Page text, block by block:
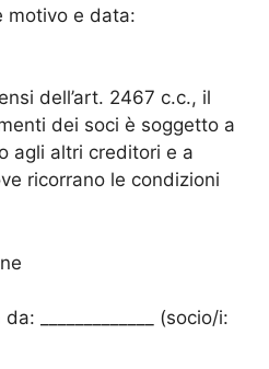
motivo e data:
dell’art. 2467 c.c., il
dei soci è soggetto a
agli altri creditori e a
ricorrano le condizioni
_____________ (socio/i: